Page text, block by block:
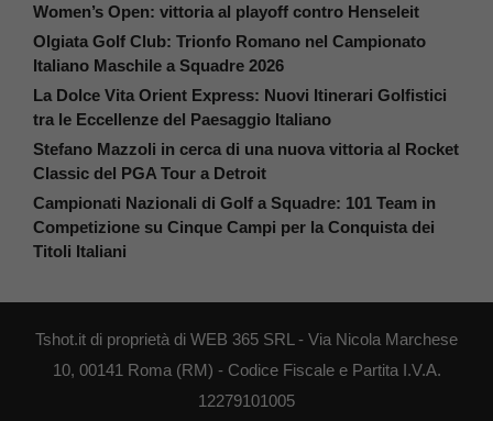
Women’s Open: vittoria al playoff contro Henseleit
Olgiata Golf Club: Trionfo Romano nel Campionato
Italiano Maschile a Squadre 2026
La Dolce Vita Orient Express: Nuovi Itinerari Golfistici
tra le Eccellenze del Paesaggio Italiano
Stefano Mazzoli in cerca di una nuova vittoria al Rocket
Classic del PGA Tour a Detroit
Campionati Nazionali di Golf a Squadre: 101 Team in
Competizione su Cinque Campi per la Conquista dei
Titoli Italiani
Tshot.it di proprietà di WEB 365 SRL - Via Nicola Marchese
10, 00141 Roma (RM) - Codice Fiscale e Partita I.V.A.
12279101005